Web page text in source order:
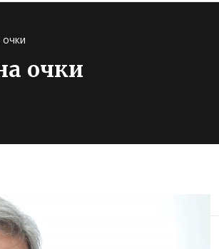
очки